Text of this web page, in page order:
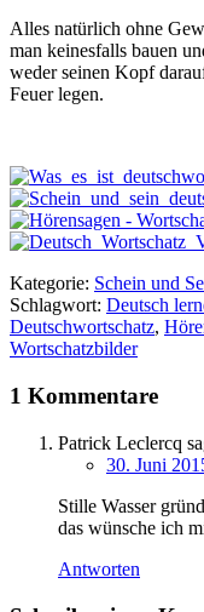
Alles natürlich ohne
man keinesfalls bauen
weder seinen Kopf
Feuer legen.
Kategorie: Schein und
Schlagwort: Deutsch
Deutschwortschatz,
Wortschatzbilder
1 Kommentare
Patrick Leclercq
30. Juni
Stille Wasser
das wünsche ich
Antworten